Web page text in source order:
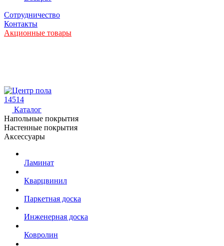
Сотрудничество
Контакты
Акционные товары
14514
Каталог
Напольные покрытия
Настенные покрытия
Аксессуары
Ламинат
Кварцвинил
Паркетная доска
Инженерная доска
Ковролин